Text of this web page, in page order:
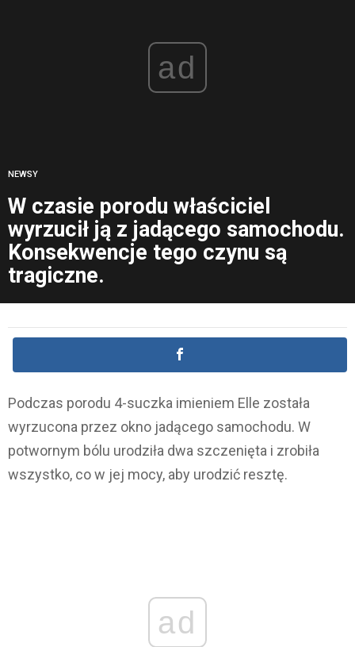
ad
NEWSY
W czasie porodu właściciel
wyrzucił ją z jadącego samochodu.
Konsekwencje tego czynu są
tragiczne.
Podczas porodu 4-suczka imieniem Elle została
wyrzucona przez okno jadącego samochodu. W
potwornym bólu urodziła dwa szczenięta i zrobiła
wszystko, co w jej mocy, aby urodzić resztę.
ad